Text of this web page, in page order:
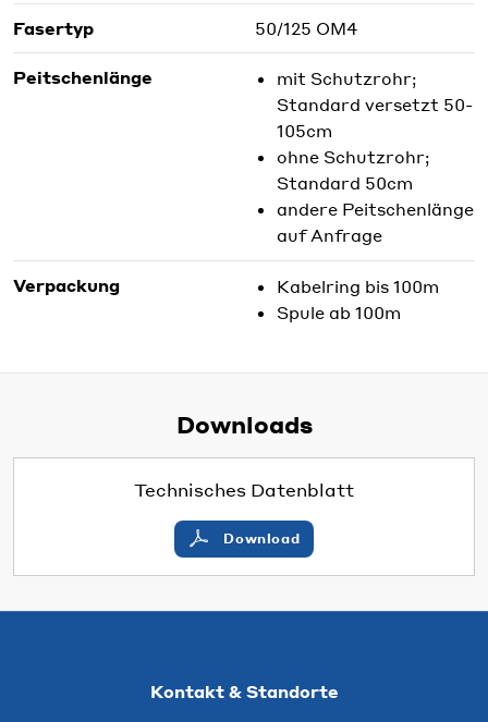
Fasertyp 50/125 OM4
Peitschenlänge
mit Schutzrohr;
Standard versetzt 50-
105cm
ohne Schutzrohr;
Standard 50cm
andere Peitschenlänge
auf Anfrage
Verpackung
Kabelring bis 100m
Spule ab 100m
Downloads
Technisches Datenblatt
Download
Kontakt & Standorte